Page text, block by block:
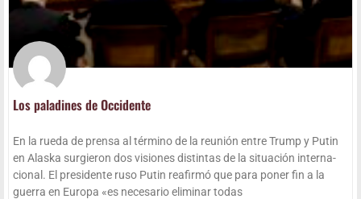
Los pala­di­nes de Occidente
En la rue­da de pren­sa al tér­mino de la reu­nión entre Trump y Putin
en Alas­ka sur­gie­ron dos visio­nes dis­tin­tas de la situa­ción inter­na­
cio­nal. El pre­si­den­te ruso Putin reafir­mó que para poner fin a la
gue­rra en Euro­pa «es nece­sa­rio eli­mi­nar todas